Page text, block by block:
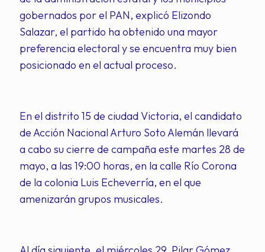
gobernados por el PAN, explicó Elizondo
Salazar, el partido ha obtenido una mayor
preferencia electoral y se encuentra muy bien
posicionado en el actual proceso.
En el distrito 15 de ciudad Victoria, el candidato
de Acción Nacional Arturo Soto Alemán llevará
a cabo su cierre de campaña este martes 28 de
mayo, a las 19:00 horas, en la calle Río Corona
de la colonia Luis Echeverría, en el que
amenizarán grupos musicales.